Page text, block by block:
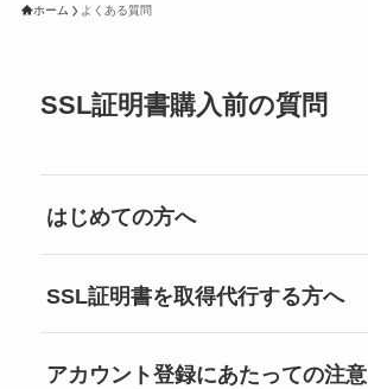
ホーム よくある質問
SSL証明書購入前の質問
はじめての方へ
SSL証明書を取得代行する方へ
アカウント登録にあたっての注意